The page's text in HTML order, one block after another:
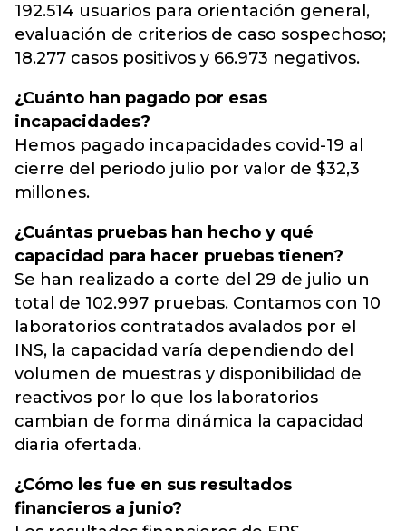
192.514 usuarios para orientación general,
evaluación de criterios de caso sospechoso;
18.277 casos positivos y 66.973 negativos.
¿Cuánto han pagado por esas
incapacidades?
Hemos pagado incapacidades covid-19 al
cierre del periodo julio por valor de $32,3
millones.
¿Cuántas pruebas han hecho y qué
capacidad para hacer pruebas tienen?
Se han realizado a corte del 29 de julio un
total de 102.997 pruebas. Contamos con 10
laboratorios contratados avalados por el
INS, la capacidad varía dependiendo del
volumen de muestras y disponibilidad de
reactivos por lo que los laboratorios
cambian de forma dinámica la capacidad
diaria ofertada.
¿Cómo les fue en sus resultados
financieros a junio?